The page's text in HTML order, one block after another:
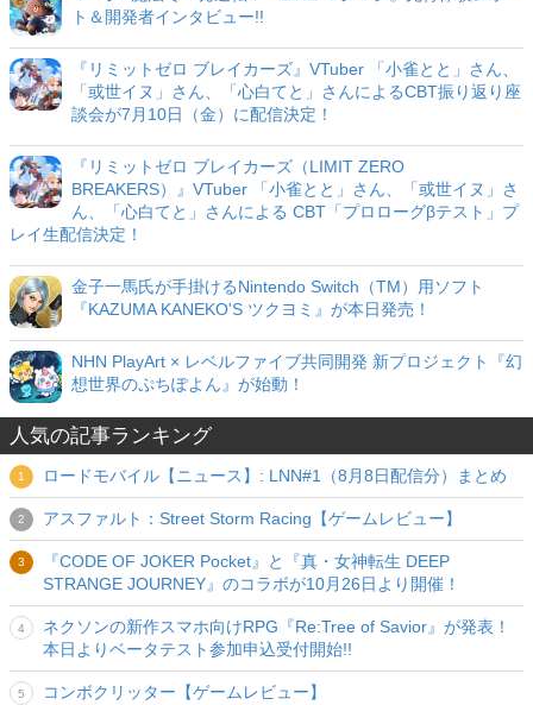
ト＆開発者インタビュー!!
『リミットゼロ ブレイカーズ』VTuber 「小雀とと」さん、
「或世イヌ」さん、「心白てと」さんによるCBT振り返り座
談会が7月10日（金）に配信決定！
『リミットゼロ ブレイカーズ（LIMIT ZERO
BREAKERS）』VTuber 「小雀とと」さん、「或世イヌ」さ
ん、「心白てと」さんによる CBT「プロローグβテスト」プ
レイ生配信決定！
金子一馬氏が手掛けるNintendo Switch（TM）用ソフト
『KAZUMA KANEKO'S ツクヨミ』が本日発売！
NHN PlayArt × レベルファイブ共同開発 新プロジェクト『幻
想世界のぷちぽよん』が始動！
人気の記事ランキング
ロードモバイル【ニュース】: LNN#1（8月8日配信分）まとめ
アスファルト：Street Storm Racing【ゲームレビュー】
『CODE OF JOKER Pocket』と『真・女神転生 DEEP
STRANGE JOURNEY』のコラボが10月26日より開催！
ネクソンの新作スマホ向けRPG『Re:Tree of Savior』が発表！
本日よりベータテスト参加申込受付開始!!
コンボクリッター【ゲームレビュー】